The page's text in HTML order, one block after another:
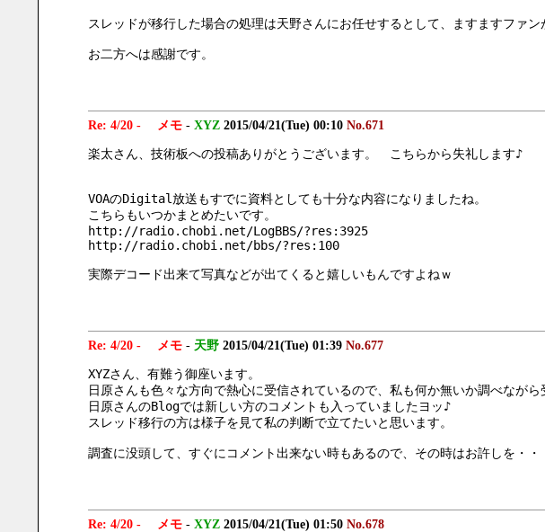
スレッドが移行した場合の処理は天野さんにお任せするとして、ますますファ
お二方へは感謝です。
Re: 4/20 - メモ- XYZ 2015/04/21(Tue) 00:10 No.671
楽太さん、技術板への投稿ありがとうございます。　こちらから失礼します♪
VOAのDigital放送もすでに資料としても十分な内容になりましたね。
こちらもいつかまとめたいです。
http://radio.chobi.net/LogBBS/?res:3925
http://radio.chobi.net/bbs/?res:100
実際デコード出来て写真などが出てくると嬉しいもんですよねｗ
Re: 4/20 - メモ- 天野 2015/04/21(Tue) 01:39 No.677
XYZさん、有難う御座います。
日原さんも色々な方向で熱心に受信されているので、私も何か無いか調べながら
日原さんのBlogでは新しい方のコメントも入っていましたヨッ♪
スレッド移行の方は様子を見て私の判断で立てたいと思います。
調査に没頭して、すぐにコメント出来ない時もあるので、その時はお許しを・・
Re: 4/20 - メモ- XYZ 2015/04/21(Tue) 01:50 No.678